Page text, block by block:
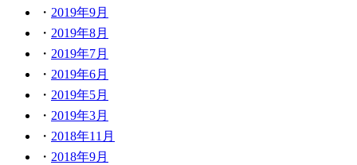
2019年9月
2019年8月
2019年7月
2019年6月
2019年5月
2019年3月
2018年11月
2018年9月